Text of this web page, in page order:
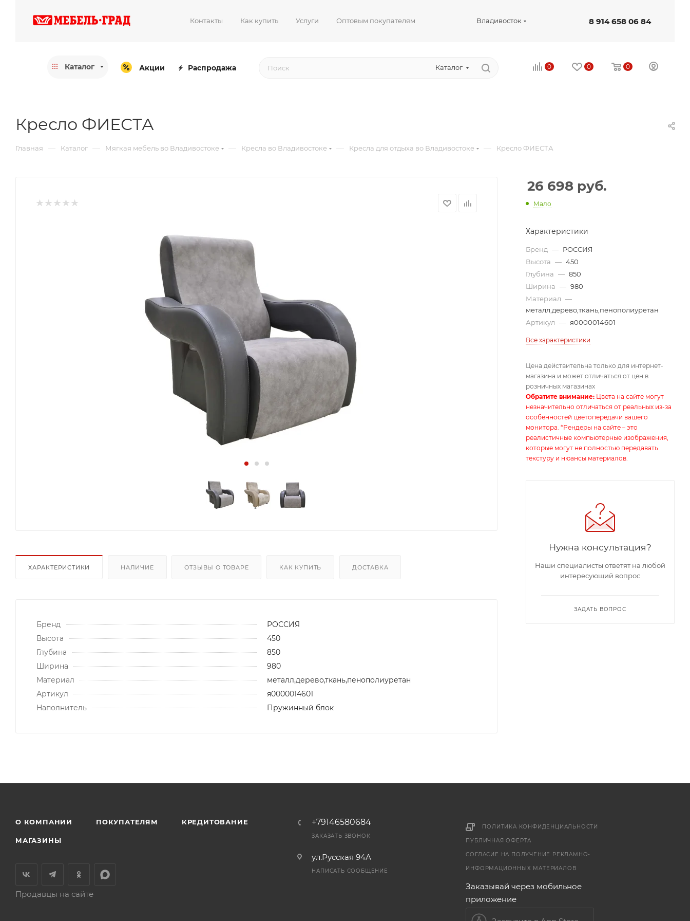
Контакты Как купить Услуги Оптовым покупателям Владивосток 8 914 658 06 84
Каталог Акции Распродажа Каталог 0 0 0
Кресло ФИЕСТА
Главная — Каталог — Мягкая мебель во Владивостоке — Кресла во Владивостоке — Кресла для отдыха во Владивостоке — Кресло ФИЕСТА
ХАРАКТЕРИСТИКИ НАЛИЧИЕ ОТЗЫВЫ О ТОВАРЕ КАК КУПИТЬ ДОСТАВКА
Бренд
РОССИЯ
Высота
450
Глубина
850
Ширина
980
Материал
металл,дерево,ткань,пенополиуретан
Артикул
я0000014601
Наполнитель
Пружинный блок
26 698 руб.
Мало
Характеристики
Бренд — РОССИЯ
Высота — 450
Глубина — 850
Ширина — 980
Материал —
металл,дерево,ткань,пенополиуретан
Артикул — я0000014601
Все характеристики
Цена действительна только для интернет-
магазина и может отличаться от цен в
розничных магазинах
Обратите внимание: Цвета на сайте могут
незначительно отличаться от реальных из-за
особенностей цветопередачи вашего
монитора. *Рендеры на сайте – это
реалистичные компьютерные изображения,
которые могут не полностью передавать
текстуру и нюансы материалов.
Нужна консультация?
Наши специалисты ответят на любой
интересующий вопрос
ЗАДАТЬ ВОПРОС
О КОМПАНИИ ПОКУПАТЕЛЯМ КРЕДИТОВАНИЕ
МАГАЗИНЫ
Продавцы на сайте
+79146580684
ЗАКАЗАТЬ ЗВОНОК
ул.Русская 94А
НАПИСАТЬ СООБЩЕНИЕ
ПОЛИТИКА КОНФИДЕНЦИАЛЬНОСТИ
ПУБЛИЧНАЯ ОФЕРТА
СОГЛАСИЕ НА ПОЛУЧЕНИЕ РЕКЛАМНО-
ИНФОРМАЦИОННЫХ МАТЕРИАЛОВ
Заказывай через мобильное
приложение